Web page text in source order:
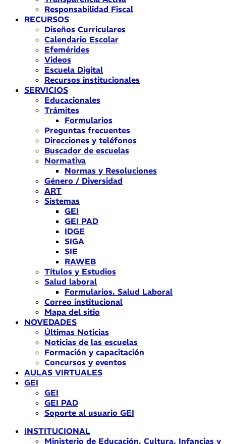
Responsabilidad Fiscal
RECURSOS
Diseños Curriculares
Calendario Escolar
Efemérides
Videos
Escuela Digital
Recursos institucionales
SERVICIOS
Educacionales
Trámites
Formularios
Preguntas frecuentes
Direcciones y teléfonos
Buscador de escuelas
Normativa
Normas y Resoluciones
Género / Diversidad
ART
Sistemas
GEI
GEI PAD
IDGE
SIGA
SIE
RAWEB
Títulos y Estudios
Salud laboral
Formularios. Salud Laboral
Correo institucional
Mapa del sitio
NOVEDADES
Últimas Noticias
Noticias de las escuelas
Formación y capacitación
Concursos y eventos
AULAS VIRTUALES
GEI
GEI
GEI PAD
Soporte al usuario GEI
INSTITUCIONAL
Ministerio de Educación, Cultura, Infancias y